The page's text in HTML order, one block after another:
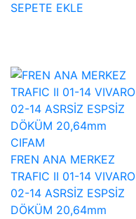
SEPETE EKLE
CIFAM
FREN ANA MERKEZ
TRAFIC II 01-14 VIVARO
02-14 ASRSİZ ESPSİZ
DÖKÜM 20,64mm